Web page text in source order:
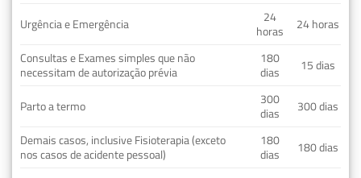
Urgência e Emergência
24
horas
24 horas
Consultas e Exames simples que não
necessitam de autorização prévia
180
dias
15 dias
Parto a termo
300
dias
300 dias
Demais casos, inclusive Fisioterapia (exceto
nos casos de acidente pessoal)
180
dias
180 dias